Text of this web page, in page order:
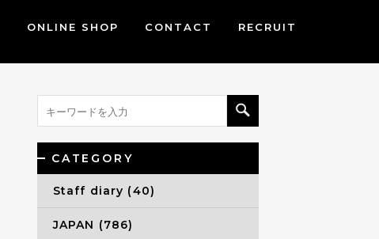
ONLINE SHOP CONTACT RECRUIT
CATEGORY
Staff diary (40)
JAPAN (786)